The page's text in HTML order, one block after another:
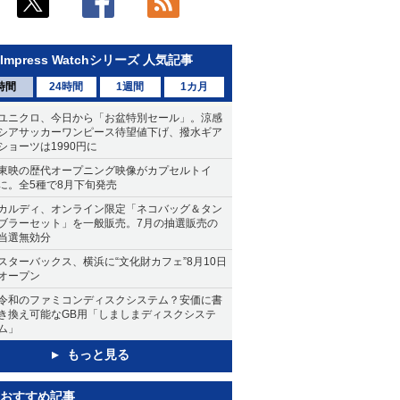
Impress Watchシリーズ 人気記事
間 24時間 1週間 1カ月
ニクロ、今日から「お盆特別セール」。涼感
アサッカーワンピース待望値下げ、撥水ギア
ョーツは1990円に
映の歴代オープニング映像がカプセルトイ
。全5種で8月下旬発売
ルディ、オンライン限定「ネコバッグ＆タン
ラーセット」を一般販売。7月の抽選販売の
選無効分
ターバックス、横浜に“文化財カフェ”8月10日
ープン
和のファミコンディスクシステム？安価に書
換え可能なGB用「しましまディスクシステ
」
もっと見る
おすすめ記事